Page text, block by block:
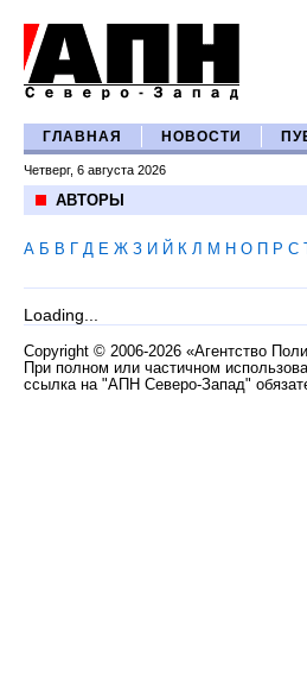
ГЛАВНАЯ НОВОСТИ
Четверг, 6 августа 2026
АВТОРЫ
А Б В Г Д Е Ж З И Й К Л М Н О П Р С
Loading...
Copyright © 2006-2026 «Агентство
При полном или частичном
ссылка на "АПН Северо-Запад"